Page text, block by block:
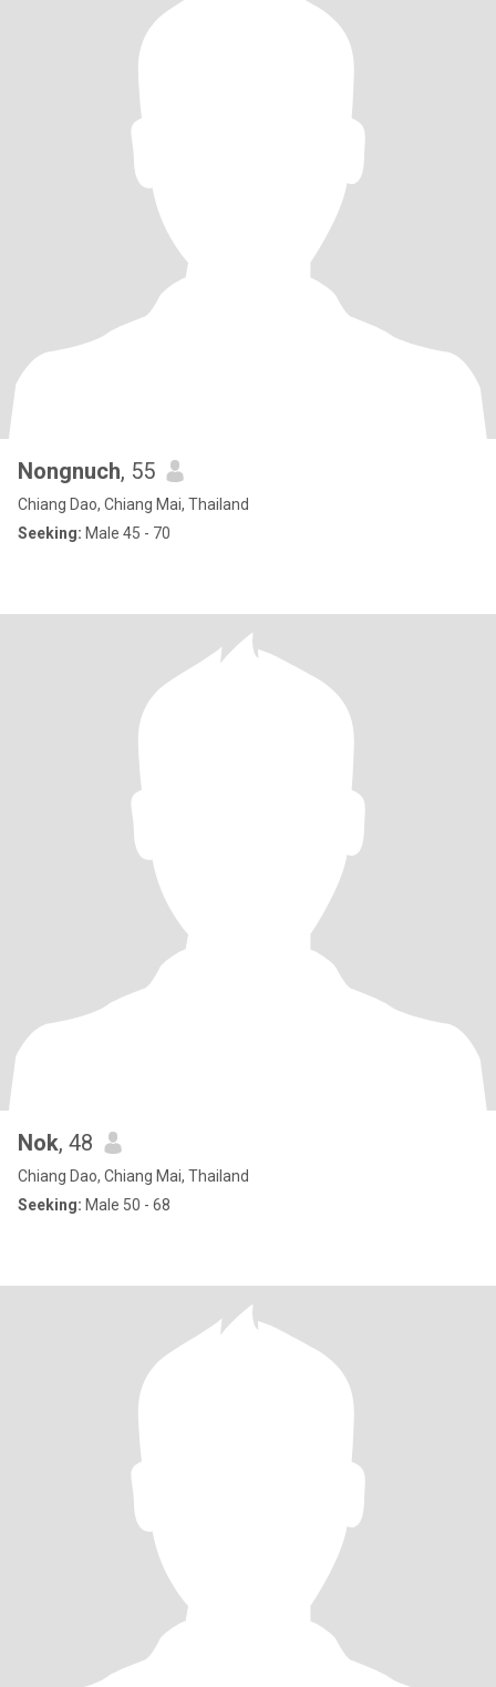
Nongnuch, 55
Chiang Dao, Chiang Mai, Thailand
Seeking: Male 45 - 70
Nok, 48
Chiang Dao, Chiang Mai, Thailand
Seeking: Male 50 - 68